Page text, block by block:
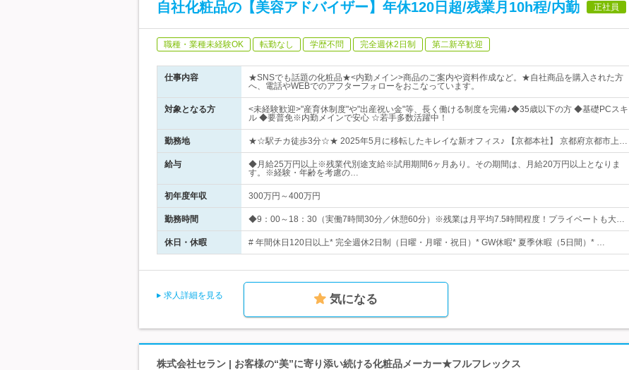
自社化粧品の【美容アドバイザー】年休120日超/残業月10h程/内勤 正社員
職種・業種未経験OK 転勤なし 学歴不問 完全週休2日制 第二新卒歓迎
仕事内容
★SNSでも話題の化粧品★<内勤メイン>商品のご案内や資料作成など。★自社商品を購入された方
へ、電話やWEBでのアフターフォローをおこなっています。
対象となる方
<未経験歓迎>"産育休制度"や"出産祝い金"等、長く働ける制度を完備♪◆35歳以下の方 ◆基礎PCスキ
ル ◆要普免※内勤メインで安心 ☆若手多数活躍中！
勤務地 ★☆駅チカ徒歩3分☆★ 2025年5月に移転したキレイな新オフィス♪ 【京都本社】 京都府京都市上…
給与
◆月給25万円以上※残業代別途支給※試用期間6ヶ月あり。その期間は、月給20万円以上となりま
す。※経験・年齢を考慮の…
初年度年収 300万円～400万円
勤務時間 ◆9：00～18：30（実働7時間30分／休憩60分）※残業は月平均7.5時間程度！プライベートも大…
休日・休暇 # 年間休日120日以上* 完全週休2日制（日曜・月曜・祝日）* GW休暇* 夏季休暇（5日間）* …
求人詳細を見る 気になる
株式会社セラン | お客様の“美”に寄り添い続ける化粧品メーカー★フルフレックス